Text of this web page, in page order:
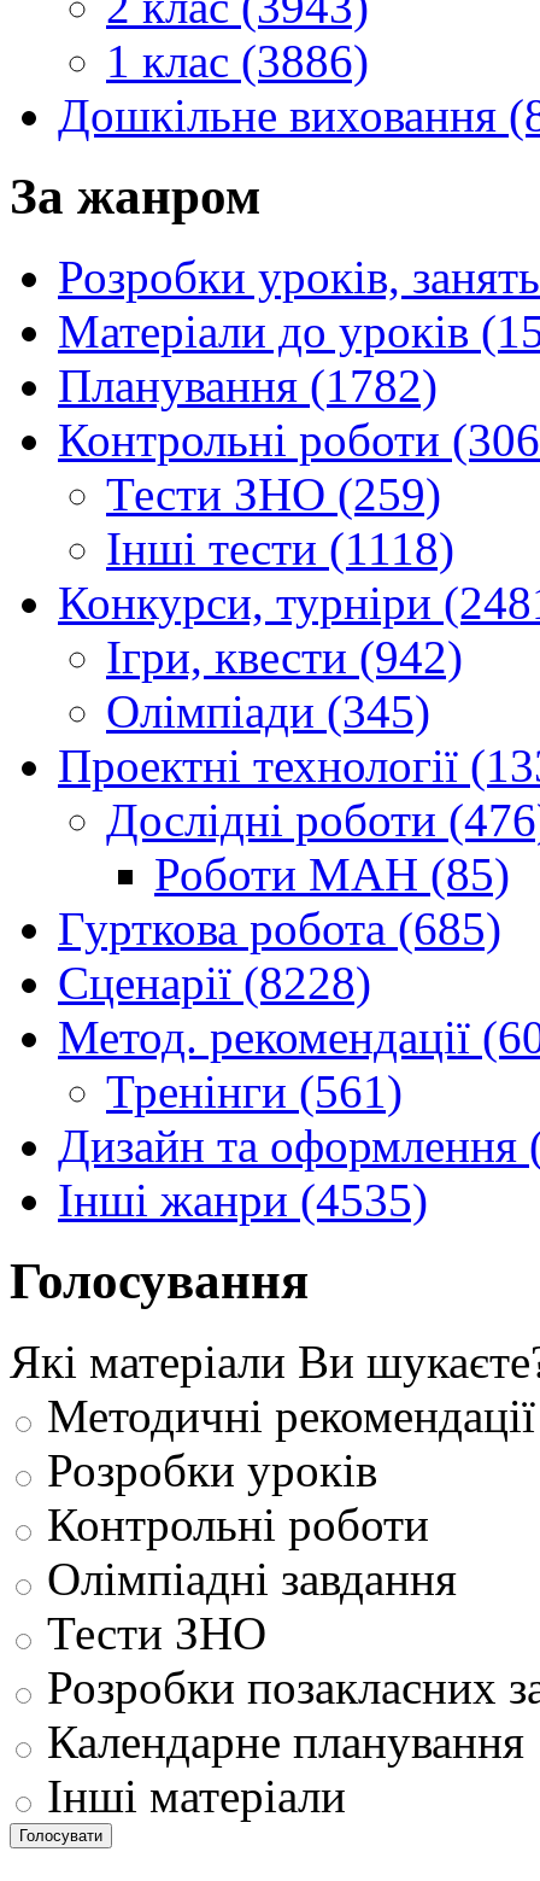
1 клас (3886)
Дошкільне виховання
За жанром
Розробки уроків,
Матеріали до уроків
Планування (1782)
Контрольні роботи
Тести ЗНО (259)
Інші тести (1118)
Конкурси, турніри
Ігри, квести (942)
Олімпіади (345)
Проектні технології
Дослідні роботи
Роботи МАН (85)
Гурткова робота (685)
Сценарії (8228)
Метод. рекомендації
Тренінги (561)
Дизайн та оформлення
Інші жанри (4535)
Голосування
Які матеріали Ви
Методичні рекомендації
Розробки уроків
Контрольні роботи
Олімпіадні завдання
Тести ЗНО
Розробки позакласних
Календарне планування
Інші матеріали